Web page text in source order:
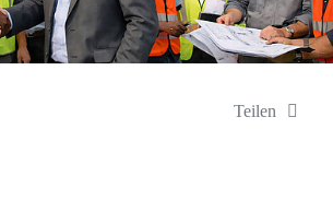
Teilen